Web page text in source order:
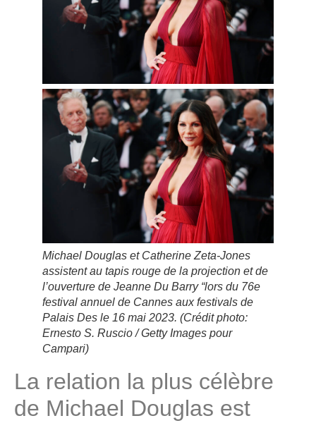
Michael Douglas et Catherine Zeta-Jones
assistent au tapis rouge de la projection et de
l’ouverture de Jeanne Du Barry “lors du 76e
festival annuel de Cannes aux festivals de
Palais Des le 16 mai 2023. (Crédit photo:
Ernesto S. Ruscio / Getty Images pour
Campari)
La relation la plus célèbre
de Michael Douglas est